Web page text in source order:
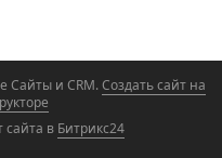
Сайты и CRM.Создать сайт на
cайта в Битрикс24